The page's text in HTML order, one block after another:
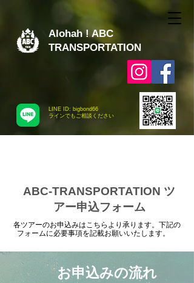
LINE ID: bigbond66
​ラインでもご相談ください
Alohah ! ABC
TRANSPORTATION
ABC-TRANSPORTATION ツ
アー申込フォーム
各ツアーのお申込みはこちらより承ります。下記の
フォームに必要事項を記載お願いいたします。
お申込みの流れ